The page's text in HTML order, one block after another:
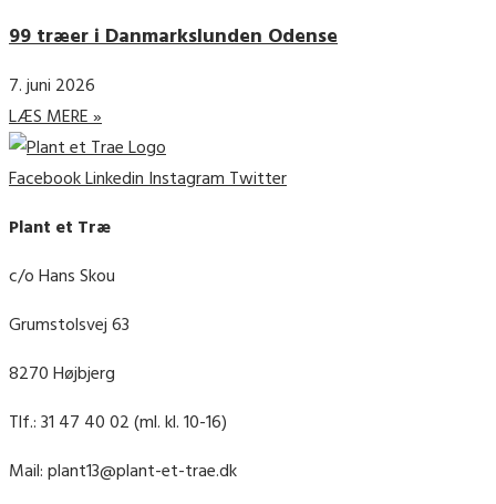
99 træer i Danmarkslunden Odense
7. juni 2026
LÆS MERE »
FacebookLinkedinInstagramTwitter
Plant et Træ
c/o Hans Skou
Grumstolsvej 63
8270 Højbjerg
Tlf.: 31 47 40 02 (ml. kl. 10-16)
Mail: plant13@plant-et-trae.dk